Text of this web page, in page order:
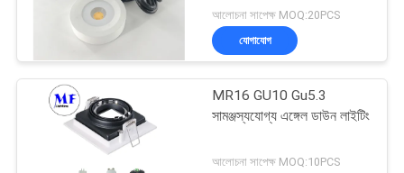
ডাউনলাইটগুলি মাউন্ট করা হয়েছে
আলোচনা সাপেক্ষ MOQ:20PCS
যোগাযোগ
MR16 GU10 Gu5.3
সামঞ্জস্যযোগ্য এঙ্গেল ডাউন লাইটিং
আলোচনা সাপেক্ষ MOQ:10PCS